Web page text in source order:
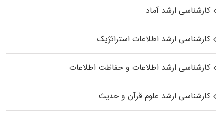
کارشناسی ارشد آماد
کارشناسی ارشد اطلاعات استراتژیک
کارشناسی ارشد اطلاعات و حفاظت اطلاعات
کارشناسی ارشد علوم قرآن و حدیث